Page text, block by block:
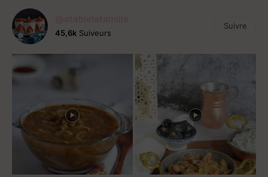
45,6k Suiveurs
Suivre